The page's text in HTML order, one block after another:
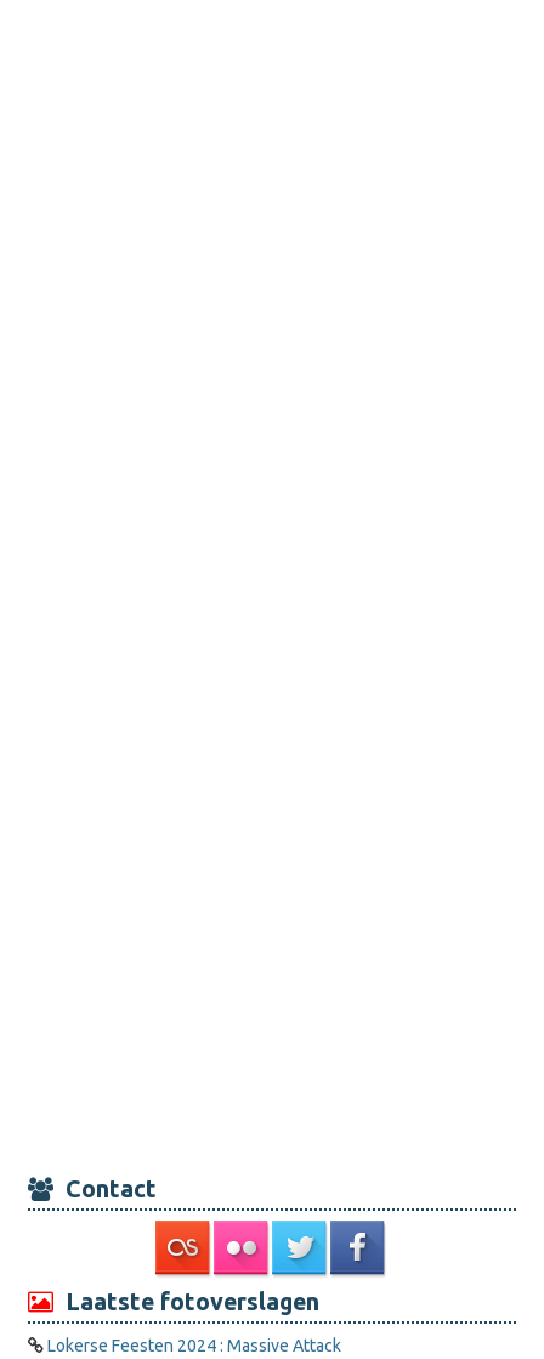
Contact
Laatste fotoverslagen
Lokerse Feesten 2024 : Massive Attack